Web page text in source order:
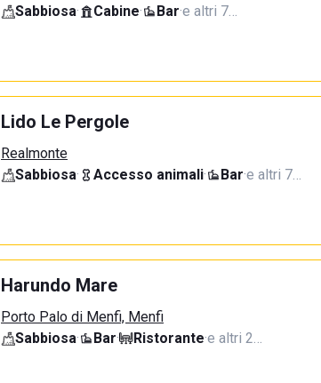
Sabbiosa· Cabine· Bar·e altri 7…
Lido Le Pergole
Realmonte
Sabbiosa· Accesso animali· Bar·e altri 7…
Harundo Mare
Porto Palo di Menfi, Menfi
Sabbiosa· Bar· Ristorante·e altri 2…